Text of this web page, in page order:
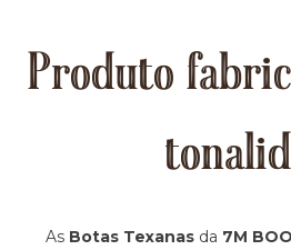
Produto
As Botas Texanas da 7M